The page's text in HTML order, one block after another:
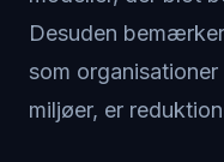
Desuden
som
miljøer, er